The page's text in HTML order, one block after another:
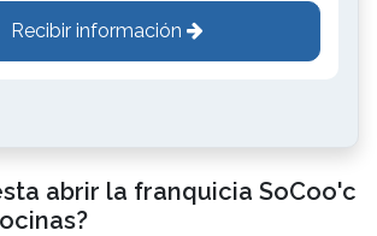
Recibir información
abrir la franquicia SoCoo'c